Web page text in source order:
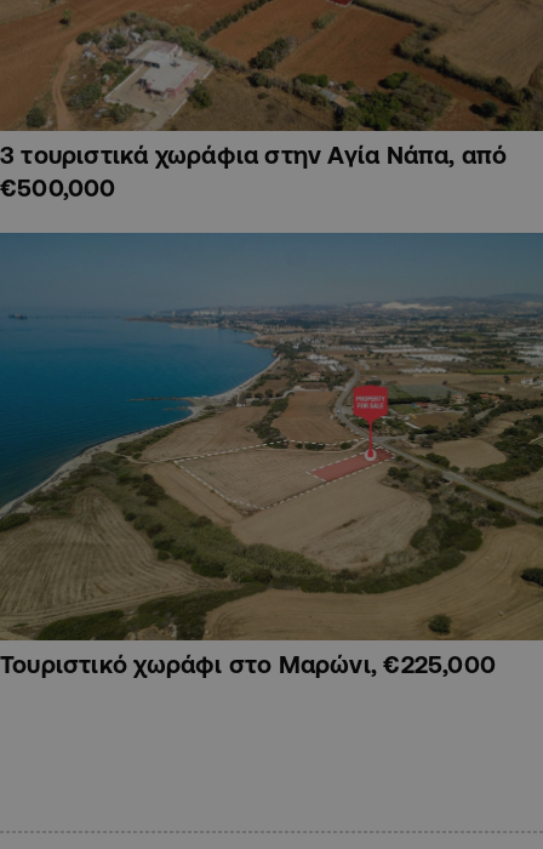
3 τουριστικά χωράφια στην Αγία Νάπα, από
€500,000
Τουριστικό χωράφι στο Μαρώνι, €225,000